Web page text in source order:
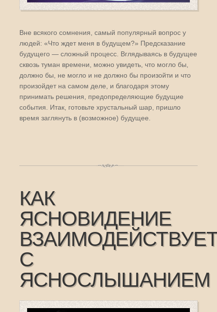
Вне всякого сомнения, самый популярный вопрос у
людей: «Что ждет меня в будущем?» Предсказание
будущего — сложный процесс. Вглядываясь в будущее
сквозь туман времени, можно увидеть, что могло бы,
должно бы, не могло и не должно бы произойти и что
произойдет на самом деле, и благодаря этому
принимать решения, предопределяющие будущие
события. Итак, готовьте хрустальный шар, пришло
время заглянуть в (возможное) будущее.
КАК
ЯСНОВИДЕНИЕ
С
ЯСНОСЛЫШАНИЕМ